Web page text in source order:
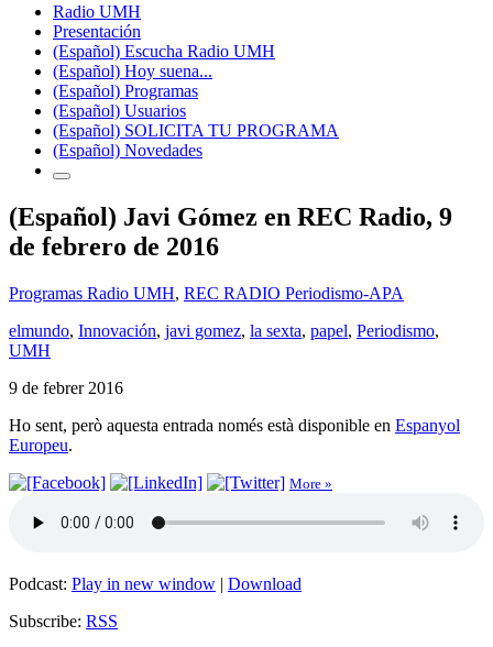
Radio UMH
Presentación
(Español) Escucha Radio UMH
(Español) Hoy suena...
(Español) Programas
(Español) Usuarios
(Español) SOLICITA TU PROGRAMA
(Español) Novedades
(Español) Javi Gómez en REC Radio, 9
de febrero de 2016
Programas Radio UMH, REC RADIO Periodismo-APA
elmundo, Innovación, javi gomez, la sexta, papel, Periodismo,
UMH
9 de febrer 2016
Ho sent, però aquesta entrada només està disponible en Espanyol
Europeu.
More »
Podcast: Play in new window | Download
Subscribe: RSS